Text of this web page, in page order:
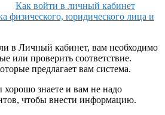
Как войти в личный кабинет
физического, юридического лица и
в Личный кабинет, вам необходимо
или проверить соответствие.
предлагает вам система.
знаете и вам не надо
чтобы внести информацию.